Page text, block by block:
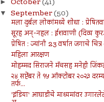
October(41)
▼ September(50)
मला दुर्बल लोकांमध्ये शोधा :
सूरह अन्-नहल : ईशवाणी (दिव्य
प्रेषित : ज्यांनी 23 वर्षात जगाचे
महिला आरक्षण
मोहम्मद सिराजने मॅचसह मनेही
२४ सप्टेंबर ते १५ ऑक्टोबर २०२३
तर्फ...
'इंडिया' आघाडीचे माध्यमांवर